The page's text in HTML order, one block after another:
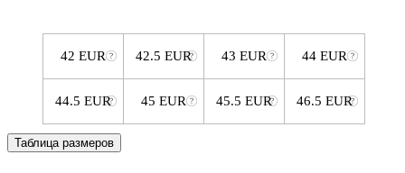
42 EUR 42.5 EUR 43 EUR 44 EUR
44.5 EUR 45 EUR 45.5 EUR 46.5 EUR
Таблица размеров